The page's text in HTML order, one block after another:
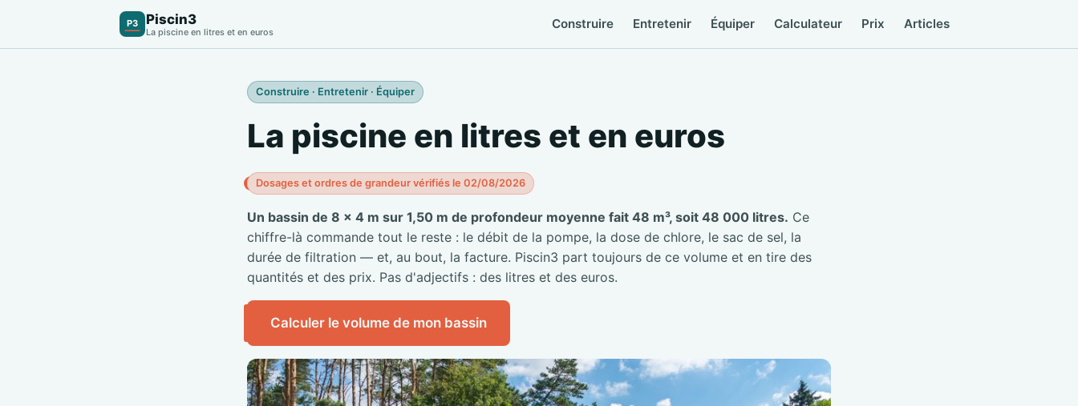
P3 Piscin3
La piscine en litres et en euros
Construire Entretenir Équiper Calculateur Prix Articles
Construire · Entretenir · Équiper
La piscine en litres et en euros
Dosages et ordres de grandeur vérifiés le 02/08/2026
Un bassin de 8 × 4 m sur 1,50 m de profondeur moyenne fait 48 m³, soit 48 000 litres. Ce
chiffre-là commande tout le reste : le débit de la pompe, la dose de chlore, le sac de sel, la
durée de filtration — et, au bout, la facture. Piscin3 part toujours de ce volume et en tire des
quantités et des prix. Pas d'adjectifs : des litres et des euros.
Calculer le volume de mon bassin